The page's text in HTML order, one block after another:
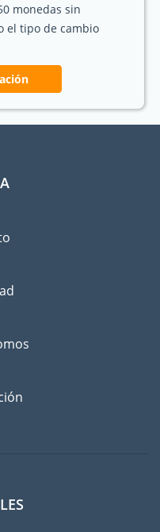
monedas sin
el tipo de cambio